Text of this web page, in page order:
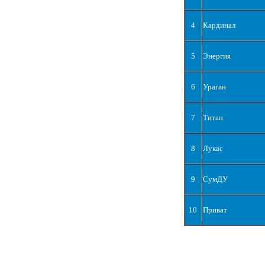
4 Кардинал
5 Энергия
6 Ураган
7 Титан
8 Лукас
9 СумДУ
10 Приват